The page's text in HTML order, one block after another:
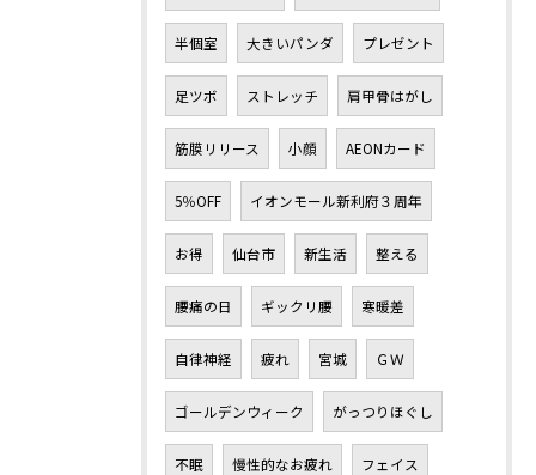
半個室 大きいパンダ プレゼント
足ツボ ストレッチ 肩甲骨はがし
筋膜リリース 小顔 AEONカード
5％OFF イオンモール新利府３周年
お得 仙台市 新生活 整える
腰痛の日 ギックリ腰 寒暖差
自律神経 疲れ 宮城 ＧＷ
ゴールデンウィーク がっつりほぐし
不眠 慢性的なお疲れ フェイス